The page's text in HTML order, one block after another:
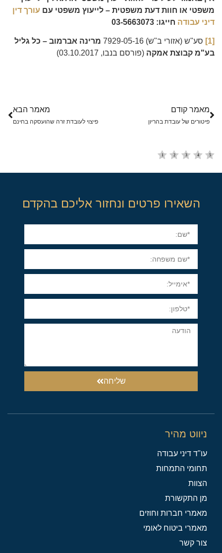
משפטי או חוות דעת משפטית – לייעוץ משפטי עם עורך דין
דיני עבודה חייגו: 03-5663073
[1] סע"ש (אזורי ב"ש) 7929-05-16
מרינה אברמוב – כל גליל
בע"מ קבוצת אמקה (פורסם בנבו, 03.10.2017)
מאמר קודם
פיטורים של עובדת בהריון
מאמר הבא
פיצוי לעובדת זרה שהועסקה בחינם
השאירו פרטים ונחזור אליכם בהקדם
שליחה
ניווט מהיר
עו"ד דיני עבודה
תחומי התמחות
הצוות
מן התקשורת
מאמרי חברות וחוזים
מאמרי ביטוח לאומי
צור קשר